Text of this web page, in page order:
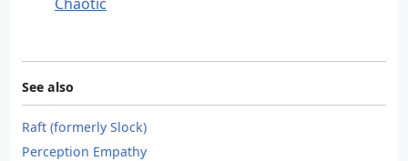
See also
Raft (formerly Slock)
Perception Empathy